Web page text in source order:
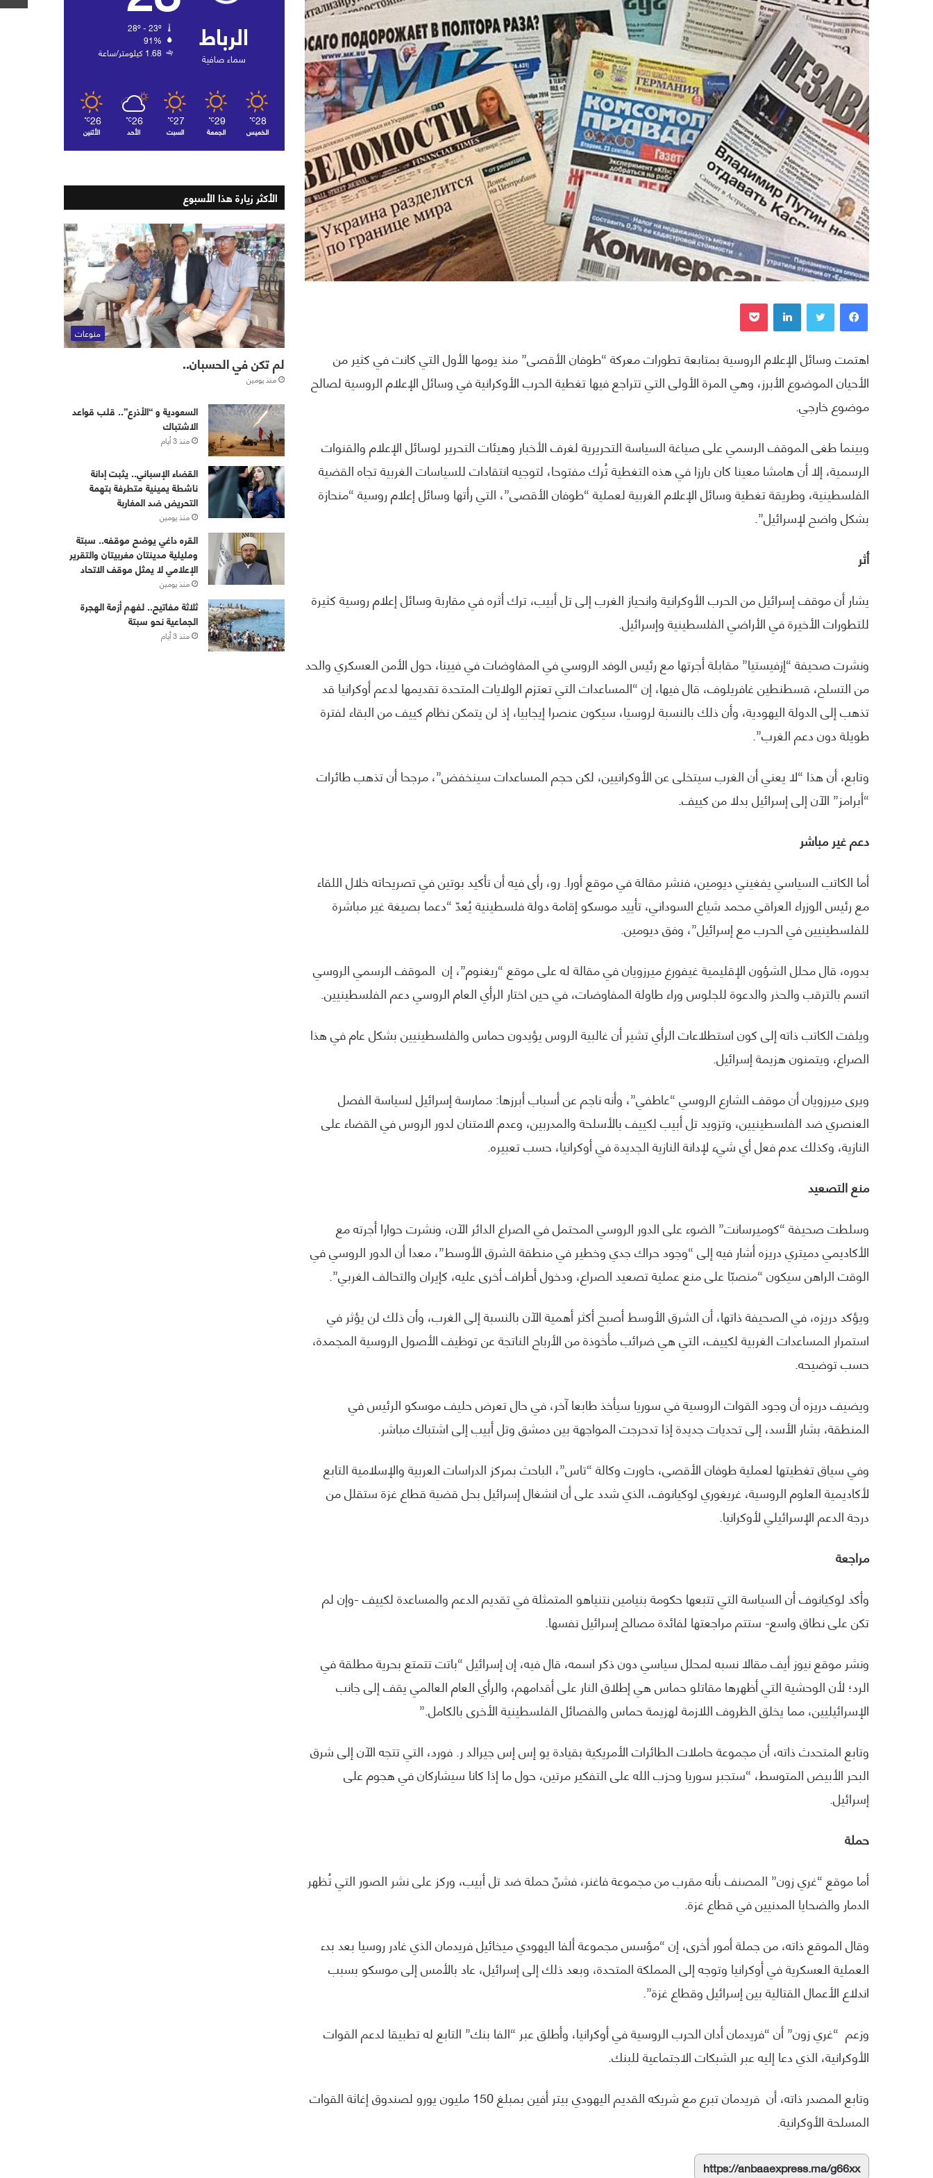
فيسبوك
اهتمت وسائل الإعلام الروسية بمتابعة تطورات معركة “طوفان الأقصى” منذ يومها الأول التي كانت في كثير من
الأحيان الموضوع الأبرز، وهي المرة الأولى التي تتراجع فيها تغطية الحرب الأوكرانية في وسائل الإعلام الروسية لصالح
موضوع خارجي.
وبينما طغى الموقف الرسمي على صياغة السياسة التحريرية لغرف الأخبار وهيئات التحرير لوسائل الإعلام والقنوات
الرسمية، إلا أن هامشا معينا كان بارزا في هذه التغطية تُرك مفتوحا، لتوجيه انتقادات للسياسات الغربية تجاه القضية
الفلسطينية، وطريقة تغطية وسائل الإعلام الغربية لعملية “طوفان الأقصى”، التي رأتها وسائل إعلام روسية “منحازة
بشكل واضح لإسرائيل”.
أثر
يشار أن موقف إسرائيل من الحرب الأوكرانية وانحياز الغرب إلى تل أبيب، ترك أثره في مقاربة وسائل إعلام روسية كثيرة
للتطورات الأخيرة في الأراضي الفلسطينية وإسرائيل.
ونشرت صحيفة “إزفيستيا” مقابلة أجرتها مع رئيس الوفد الروسي في المفاوضات في فيينا، حول الأمن العسكري والحد
من التسلح، قسطنطين غافريلوف، قال فيها، إن “المساعدات التي تعتزم الولايات المتحدة تقديمها لدعم أوكرانيا قد
تذهب إلى الدولة اليهودية، وأن ذلك بالنسبة لروسيا، سيكون عنصرا إيجابيا، إذ لن يتمكن نظام كييف من البقاء لفترة
طويلة دون دعم الغرب”.
وتابع، أن هذا “لا يعني أن الغرب سيتخلى عن الأوكرانيين، لكن حجم المساعدات سينخفض”، مرجحا أن تذهب طائرات
“أبرامز” الآن إلى إسرائيل بدلا من كييف.
دعم غير مباشر
أما الكاتب السياسي يفغيني ديومين، فنشر مقالة في موقع أورا. رو، رأى فيه أن تأكيد بوتين في تصريحاته خلال اللقاء
مع رئيس الوزراء العراقي محمد شياع السوداني، تأييد موسكو إقامة دولة فلسطينية يُعدّ “دعما بصيغة غير مباشرة
للفلسطينيين في الحرب مع إسرائيل”، وفق ديومين.
بدوره، قال محلل الشؤون الإقليمية غيفورغ ميرزويان في مقالة له على موقع “ريغنوم”، إن الموقف الرسمي الروسي
اتسم بالترقب والحذر والدعوة للجلوس وراء طاولة المفاوضات، في حين اختار الرأي العام الروسي دعم الفلسطينيين.
ويلفت الكاتب ذاته إلى كون استطلاعات الرأي تشير أن غالبية الروس يؤيدون حماس والفلسطينيين بشكل عام في هذا
الصراع، ويتمنون هزيمة إسرائيل.
ويرى ميرزويان أن موقف الشارع الروسي “عاطفي”، وأنه ناجم عن أسباب أبرزها: ممارسة إسرائيل لسياسة الفصل
العنصري ضد الفلسطينيين، وتزويد تل أبيب لكييف بالأسلحة والمدربين، وعدم الامتنان لدور الروس في القضاء على
النازية، وكذلك عدم فعل أي شيء لإدانة النازية الجديدة في أوكرانيا، حسب تعبيره.
منع التصعيد
وسلطت صحيفة “كوميرسانت” الضوء على الدور الروسي المحتمل في الصراع الدائر الآن، ونشرت حوارا أجرته مع
الأكاديمي دميتري دريزه أشار فيه إلى “وجود حراك جدي وخطير في منطقة الشرق الأوسط”، معدا أن الدور الروسي في
الوقت الراهن سيكون “منصبّا على منع عملية تصعيد الصراع، ودخول أطراف أخرى عليه، كإيران والتحالف الغربي”.
ويؤكد دريزه، في الصحيفة ذاتها، أن الشرق الأوسط أصبح أكثر أهمية الآن بالنسبة إلى الغرب، وأن ذلك لن يؤثر في
استمرار المساعدات الغربية لكييف، التي هي ضرائب مأخوذة من الأرباح الناتجة عن توظيف الأصول الروسية المجمدة،
حسب توضيحه.
ويضيف دريزه أن وجود القوات الروسية في سوريا سيأخذ طابعا آخر، في حال تعرض حليف موسكو الرئيس في
المنطقة، بشار الأسد، إلى تحديات جديدة إذا تدحرجت المواجهة بين دمشق وتل أبيب إلى اشتباك مباشر.
وفي سياق تغطيتها لعملية طوفان الأقصى، حاورت وكالة “تاس”، الباحث بمركز الدراسات العربية والإسلامية التابع
لأكاديمية العلوم الروسية، غريغوري لوكيانوف، الذي شدد على أن انشغال إسرائيل بحل قضية قطاع غزة ستقلل من
درجة الدعم الإسرائيلي لأوكرانيا.
مراجعة
وأكد لوكيانوف أن السياسة التي تتبعها حكومة بنيامين نتنياهو المتمثلة في تقديم الدعم والمساعدة لكييف -وإن لم
تكن على نطاق واسع- ستتم مراجعتها لفائدة مصالح إسرائيل نفسها.
ونشر موقع نيوز أيف مقالا نسبه لمحلل سياسي دون ذكر اسمه، قال فيه، إن إسرائيل “باتت تتمتع بحرية مطلقة في
الرد؛ لأن الوحشية التي أظهرها مقاتلو حماس هي إطلاق النار على أقدامهم، والرأي العام العالمي يقف إلى جانب
الإسرائيليين، مما يخلق الظروف اللازمة لهزيمة حماس والفصائل الفلسطينية الأخرى بالكامل.”
وتابع المتحدث ذاته، أن مجموعة حاملات الطائرات الأمريكية بقيادة يو إس إس جيرالد ر. فورد، التي تتجه الآن إلى شرق
البحر الأبيض المتوسط، “ستجبر سوريا وحزب الله على التفكير مرتين، حول ما إذا كانا سيشاركان في هجوم على
إسرائيل.
حملة
أما موقع “غري زون” المصنف بأنه مقرب من مجموعة فاغنر، فشنّ حملة ضد تل أبيب، وركز على نشر الصور التي تُظهر
الدمار والضحايا المدنيين في قطاع غزة.
وقال الموقع ذاته، من جملة أمور أخرى، إن “مؤسس مجموعة ألفا اليهودي ميخائيل فريدمان الذي غادر روسيا بعد بدء
العملية العسكرية في أوكرانيا وتوجه إلى المملكة المتحدة، وبعد ذلك إلى إسرائيل، عاد بالأمس إلى موسكو بسبب
اندلاع الأعمال القتالية بين إسرائيل وقطاع غزة”.
وزعم “غري زون” أن “فريدمان أدان الحرب الروسية في أوكرانيا، وأطلق عبر “الفا بنك” التابع له تطبيقا لدعم القوات
الأوكرانية، الذي دعا إليه عبر الشبكات الاجتماعية للبنك.
وتابع المصدر ذاته، أن فريدمان تبرع مع شريكه القديم اليهودي بيتر أفين بمبلغ 150 مليون يورو لصندوق إغاثة القوات
المسلحة الأوكرانية.
https://anbaaexpress.ma/g66xx
الرباط
سماء صافية
91%
1.68 كيلومتر/ساعة
28
℃
الخميس
29
℃
الجمعة
27
℃
السبت
26
℃
الأحد
26
℃
الأثنين
الأكثر زيارة هذا الأسبوع
منوعات
لم تكن في الحسبان..
منذ يومين
‏⁧‫السعودية‬⁩ و “الأذرع”.. قلب قواعد
الاشتباك
منذ 3 أيام
القضاء الإسباني.. يثبت إدانة
ناشطة يمينية متطرفة بتهمة
التحريض ضد المغاربة
منذ يومين
القره داغي يوضح موقفه.. سبتة
ومليلية مدينتان مغربيتان والتقرير
الإعلامي لا يمثل موقف الاتحاد
منذ يومين
ثلاثة مفاتيح.. لفهم أزمة الهجرة
الجماعية نحو سبتة
منذ 3 أيام